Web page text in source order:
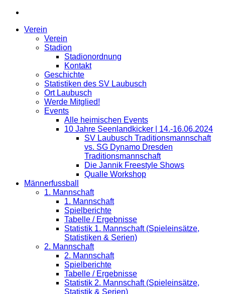
Verein
Verein
Stadion
Stadionordnung
Kontakt
Geschichte
Statistiken des SV Laubusch
Ort Laubusch
Werde Mitglied!
Events
Alle heimischen Events
10 Jahre Seenlandkicker | 14.-16.06.2024
SV Laubusch Traditionsmannschaft
vs. SG Dynamo Dresden
Traditionsmannschaft
Die Jannik Freestyle Shows
Qualle Workshop
Männerfussball
1. Mannschaft
1. Mannschaft
Spielberichte
Tabelle / Ergebnisse
Statistik 1. Mannschaft (Spieleinsätze,
Statistiken & Serien)
2. Mannschaft
2. Mannschaft
Spielberichte
Tabelle / Ergebnisse
Statistik 2. Mannschaft (Spieleinsätze,
Statistik & Serien)